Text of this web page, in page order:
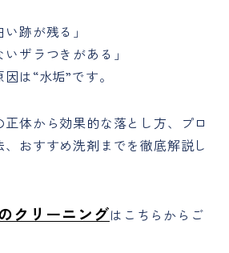
跡が残る」
ザラつきがある」
は“水垢”です。
体から効果的な落とし方、プロ
おすすめ洗剤までを徹底解説し
クリーニングはこちらからご